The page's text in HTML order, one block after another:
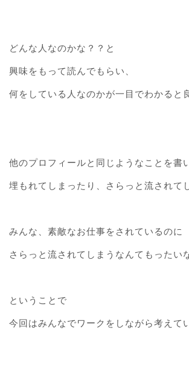
どんな人なのかな？？と
興味をもって読んでもらい、
何をしている人なのかが一目でわかると
他のプロフィールと同じようなことを書
埋もれてしまったり、さらっと流されて
みんな、素敵なお仕事をされているのに
さらっと流されてしまうなんてもったい
ということで
今回はみんなでワークをしながら考えて